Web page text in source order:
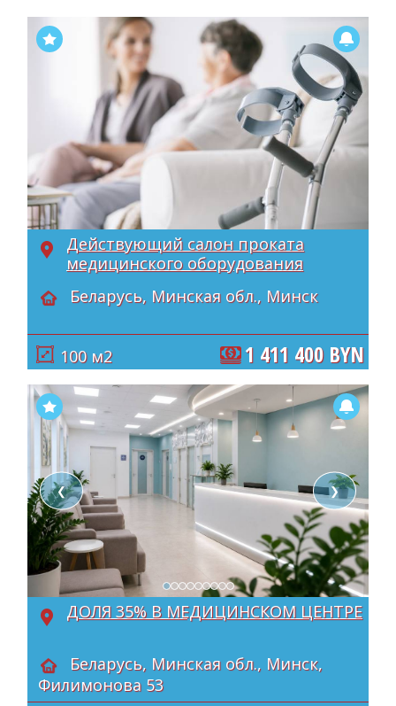
Действующий салон проката
медицинского оборудования
Беларусь, Минская обл., Минск
100 м2 1 411 400 BYN
❮ ❯
ДОЛЯ 35% В МЕДИЦИНСКОМ ЦЕНТРЕ
Беларусь, Минская обл., Минск,
Филимонова 53